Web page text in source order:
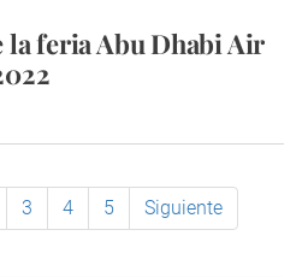
la feria Abu Dhabi Air
3 4 5 Siguiente